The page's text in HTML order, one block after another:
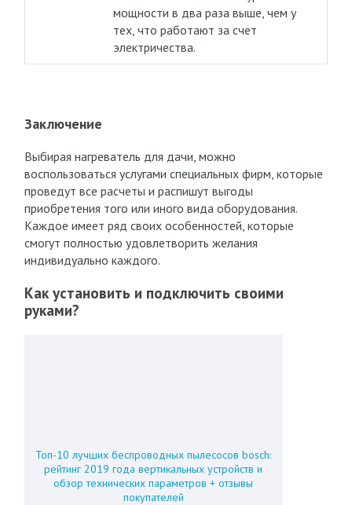
мощности в два раза выше, чем у
тех, что работают за счет
электричества.
Заключение
Выбирая нагреватель для дачи, можно
воспользоваться услугами специальных фирм, которые
проведут все расчеты и распишут выгоды
приобретения того или иного вида оборудования.
Каждое имеет ряд своих особенностей, которые
смогут полностью удовлетворить желания
индивидуально каждого.
Как установить и подключить своими
руками?
Топ-10 лучших беспроводных пылесосов bosch:
рейтинг 2019 года вертикальных устройств и
обзор технических параметров + отзывы
покупателей